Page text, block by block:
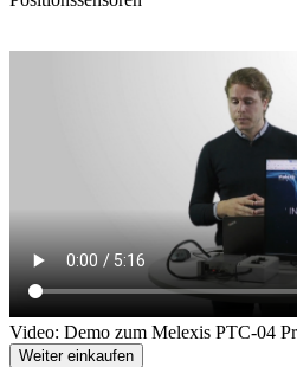
Video: Demo zum Melexis PTC-04
Weiter einkaufen